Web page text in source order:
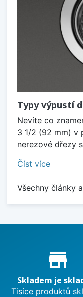
Typy výpustí
Nevíte co
3 1/2 (92 mm) v
nerezové dřezy
Číst více
Všechny články
Proč store_mall_directory
Skladem je
Tisíce produktů